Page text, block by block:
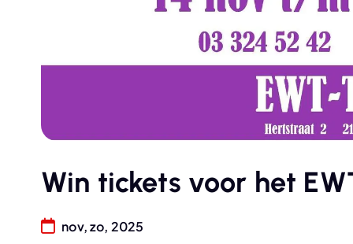
Win tickets voor het
nov, zo, 2025